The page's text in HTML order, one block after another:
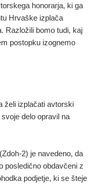
honorarja, ki ga
Hrvaške izplača
Razložili bomo tudi, kaj
postopku izognemo
želi izplačati avtorski
delo opravil na
(Zdoh-2) je navedeno, da
posledično obdavčeni z
podjetje, ki se šteje